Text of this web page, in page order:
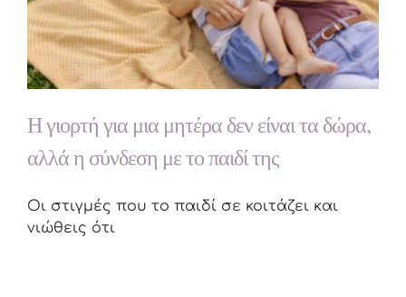
Η γιορτή για μια μητέρα δεν είναι τα δώρα,
αλλά η σύνδεση με το παιδί της
Οι στιγμές που το παιδί σε κοιτάζει και
νιώθεις ότι